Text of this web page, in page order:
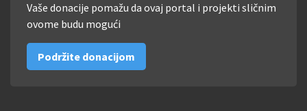
Vaše donacije pomažu da ovaj portal i projekti sličnim
ovome budu mogući
Podržite donacijom